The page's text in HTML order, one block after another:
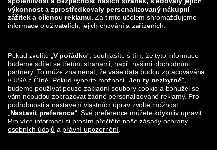
zalando-lounge.ro zalando-lounge.hr
zalando-lounge.lu zalando-lounge.ee
zalando-lounge.lv zalando-lounge.no
Sledujte nás také
na